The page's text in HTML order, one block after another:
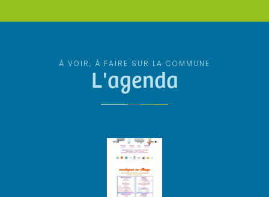
À VOIR, À FAIRE SUR LA COMMUNE
L'agenda